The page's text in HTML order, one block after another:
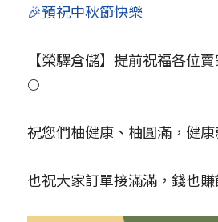
🎉預祝中秋節快樂
【榮驛倉儲】提前祝福各位
🌕
祝您們柚健康、柚圓滿，健
也祝大家訂單接滿滿，錢也